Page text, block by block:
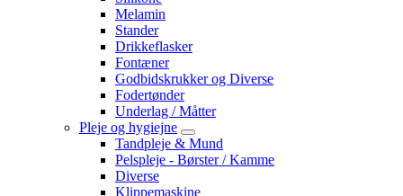
Melamin
Stander
Drikkeflasker
Fontæner
Godbidskrukker og Diverse
Fodertønder
Underlag / Måtter
Pleje og hygiejne
Tandpleje & Mund
Pelspleje - Børster / Kamme
Diverse
Klippemaskine